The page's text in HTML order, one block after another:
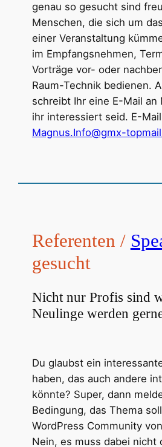
genau so gesucht sind
Menschen, die sich um
einer Veranstaltung
im Empfangsnehmen,
Vorträge vor- oder
Raum-Technik bedienen.
schreibt Ihr eine E-Mail an
ihr interessiert seid. E-
Magnus.Info@gmx-
Referenten /
gesucht
Nicht nur Profis sind
Neulinge werden
Du glaubst ein
haben, das auch andere
könnte? Super, dann
Bedingung, das Thema
WordPress Community
Nein, es muss dabei nicht